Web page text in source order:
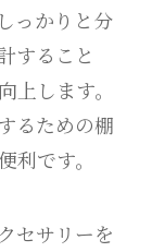
っかりと分
すること
します。
るための棚
です。
セサリーを